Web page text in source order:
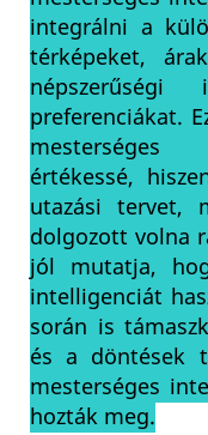
integrálni a
térképeket,
népszerűségi
preferenciákat.
mesterséges
értékessé,
utazási tervet,
dolgozott volna
jól mutatja,
intelligenciát
során is
és a döntések
mesterséges
hozták meg.